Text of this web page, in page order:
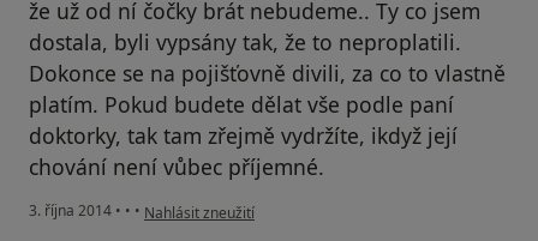
že už od ní čočky brát nebudeme.. Ty co jsem
dostala, byli vypsány tak, že to neproplatili.
Dokonce se na pojišťovně divili, za co to vlastně
platím. Pokud budete dělat vše podle paní
doktorky, tak tam zřejmě vydržíte, ikdyž její
chování není vůbec příjemné.
3. října 2014 • • • podle názoru uživatele Váš účet byl odstraněn
Nahlásit zneužití